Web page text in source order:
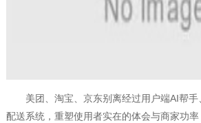
美团、淘宝、京东别离经过用户端AI帮手
配送系统，重塑使用者实在的体会与商家功